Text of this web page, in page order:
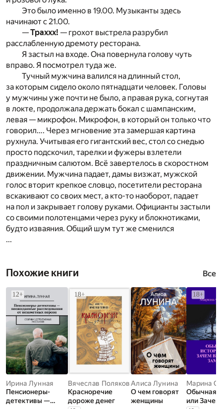
Это было именно в 19.00. Музыканты здесь
начинают с 21.00.
—Траххх! — грохот выстрела разрубил
расслабленную дремоту ресторана.
Я застыл на входе. Она повернула голову чуть
вправо. Я посмотрел туда же.
Тучный мужчина валился на длинный стол,
за которым сидело около пятнадцати человек. Головы
у мужчины уже почти не было, а правая рука, согнутая
в локте, продолжала держать бокал с шампанским,
левая — микрофон. Микрофон, в который он только что
говорил…. Через мгновение эта замершая картина
рухнула. Учитывая его гигантский вес, стол со снедью
просто подскочил, тарелки и фужеры взлетели
праздничным салютом. Всё завертелось в скоростном
движении. Мужчина падает, дамы визжат, мужской
голос вторит крепкое словцо, посетители ресторана
вскакивают со своих мест, а кто-то наоборот, падает
на пол и закрывает голову руками. Официанты застыли
со своими полотенцами через руку и блокнотиками,
будто изваяния. Общий шум тут же сменился
...
Похожие книги Все
Ирина Лунная
Пенсионеры-
детективы —
Вячеслав Поляков
Красноречие
дороже денег
Алиса Лунина
О чем говорят
женщины
Обычная
или Зачем